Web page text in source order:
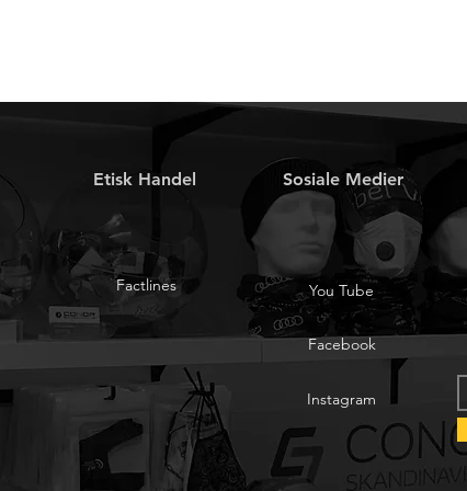
Etisk Handel Sosiale Medier
Factlines You Tube
Facebook
Instagram